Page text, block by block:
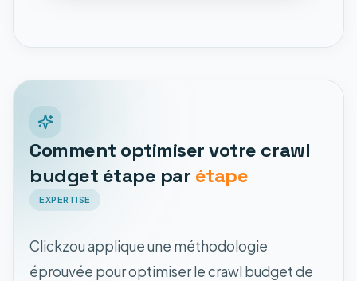
Comment optimiser votre crawl
budget étape par étape
EXPERTISE
Clickzou applique une méthodologie
éprouvée pour optimiser le crawl budget de